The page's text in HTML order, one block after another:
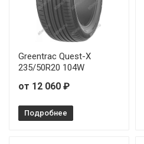
Greentrac Quest-X
235/50R20 104W
от 12 060 ₽
Подробнее